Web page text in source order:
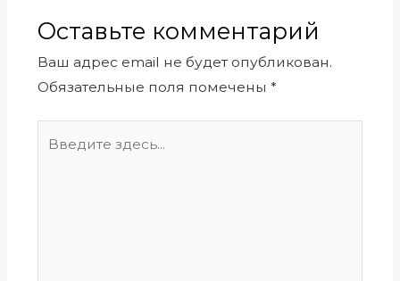
Оставьте комментарий
Ваш адрес email не будет опубликован.
Обязательные поля помечены *
здесь...